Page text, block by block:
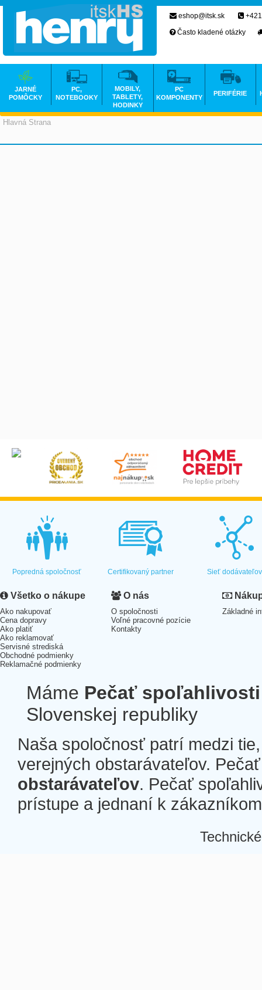
Hlavná Strana
eshop@itsk.sk
Často kladené otázky
JARNÉ
POMÔCKY
PC,
NOTEBOOKY
MOBILY,
TABLETY,
HODINKY
PC
KOMPONENTY
PERIFÉRIE
Popredná spoločnosť Certifikovaný partner Sieť dodávateľov
Všetko o nákupe
Ako nakupovať
Cena dopravy
Ako platiť
Ako reklamovať
Servisné strediská
Obchodné podmienky
Reklamačné podmienky
O nás
O spoločnosti
Voľné pracovné pozície
Kontakty
Základné
Máme Pečať spoľahlivosti
Slovenskej republiky
Naša spoločnosť patrí medzi
verejných obstarávateľov.
obstarávateľov. Pečať
prístupe a jednaní k